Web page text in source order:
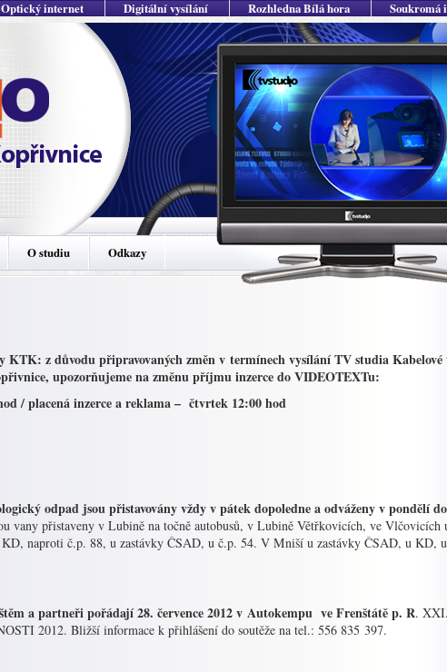
Optický internet Digitální vysílání Rozhledna Bílá hora Soukromá
O studiu Odkazy
KTK: z důvodu připravovaných změn v termínech vysílání TV studia Kabelové
upozorňujeme na změnu příjmu inzerce do VIDEOTEXTu:
/ placená inzerce a reklama – čtvrtek 12:00 hod
odpad jsou přistavovány vždy v pátek dopoledne a odváženy v pondělí
vany přistaveny v Lubině na točně autobusů, v Lubině Větřkovicích, ve Vlčovicích
naproti č.p. 88, u zastávky ČSAD, u č.p. 54. V Mniší u zastávky ČSAD, u KD,
a partneři pořádají 28. července 2012 v Autokempu ve Frenštátě p. R.
2012. Bližší informace k přihlášení do soutěže na tel.: 556 835 397.